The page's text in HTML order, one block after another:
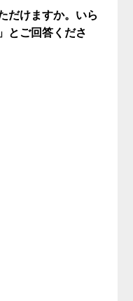
だけますか。いら
とご回答くださ